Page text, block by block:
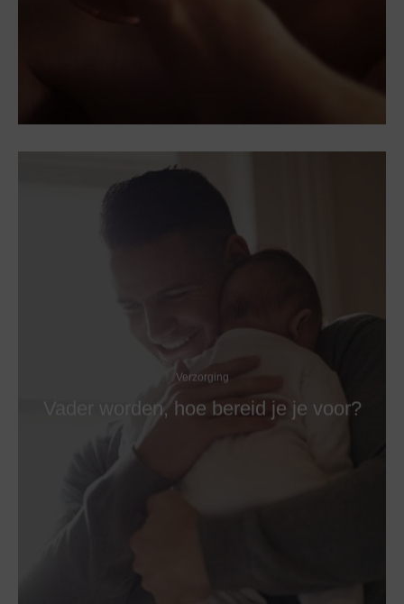
Verzorging
Vader worden, hoe bereid je je voor?